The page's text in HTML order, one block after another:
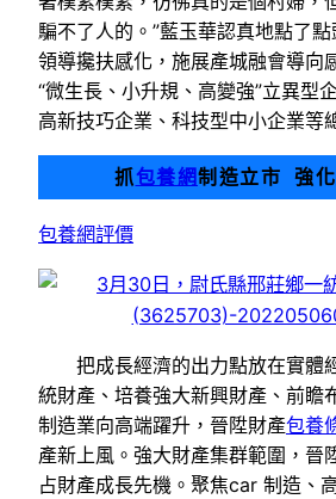
騙不了人的。”藍玉華認真地點了
領導攙扶感化，施展產城融會導向
“微生長、小升規、高變強”立異型
高新技巧企業、科技型中小企業等
抓包養網制造立市 強
包養網評價
把成長經濟的出力點放在實體
統財產、培養強大新興財產、前瞻
制造業向高端躍升，晉陞財產包養
產新上風。強大財產集群範圍，晉
占財產成長先機。聚焦car 制造、